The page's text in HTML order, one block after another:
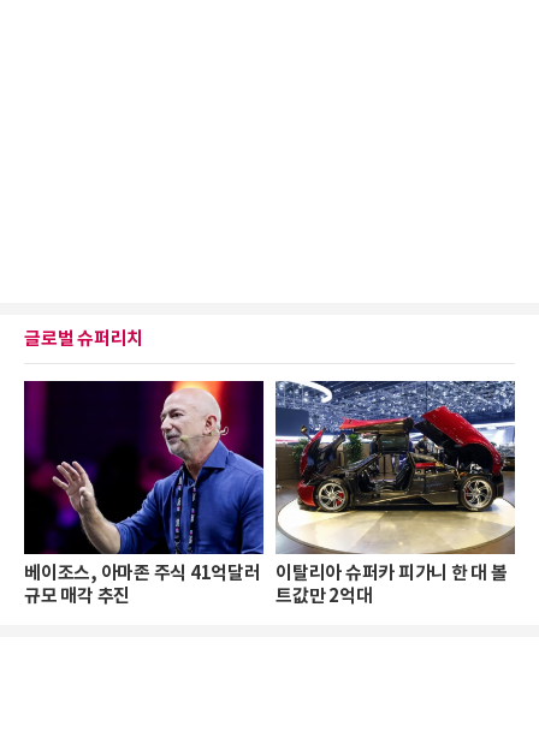
글로벌 슈퍼리치
베이조스, 아마존 주식 41억달러
규모 매각 추진
이탈리아 슈퍼카 피가니 한 대 볼
트값만 2억대